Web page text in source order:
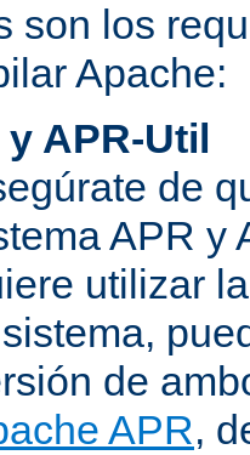
son los
Apache:
y APR-Util
de
APR y
utilizar
de
APR,